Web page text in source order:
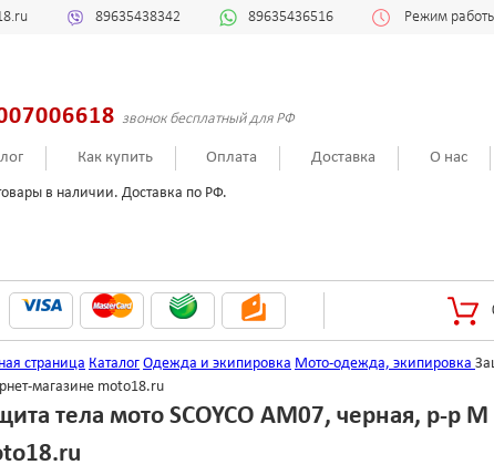
89635438342 89635436516 Режим
звонок бесплатный для РФ
Как купить Оплата Доставка О нас
в наличии. Доставка по РФ.
страница Каталог Одежда и экипировка Мото-одежда, экипировка
магазине moto18.ru
тела мото SCOYCO AM07, черная, р-р